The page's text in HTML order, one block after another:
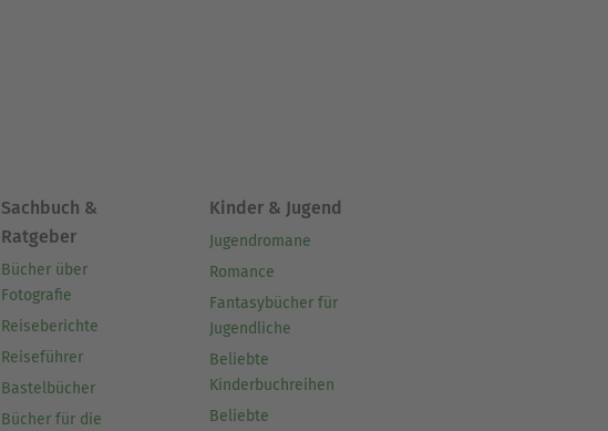
Sachbuch &
Ratgeber
Bücher über
Fotografie
Reiseberichte
Reiseführer
Bastelbücher
Bücher für die
Kinder & Jugend
Jugendromane
Romance
Fantasybücher für
Jugendliche
Beliebte
Kinderbuchreihen
Beliebte